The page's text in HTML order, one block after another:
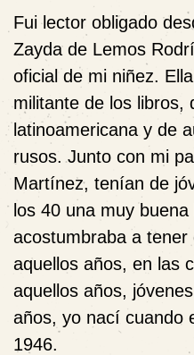
Fui lector obligado
Zayda de Lemos
oficial de mi niñez.
militante de los libros,
latinoamericana y de
rusos. Junto con mi
Martínez, tenían de
los 40 una muy
acostumbraba a tener
aquellos años, en las
aquellos años,
años, yo nací cuando
1946.